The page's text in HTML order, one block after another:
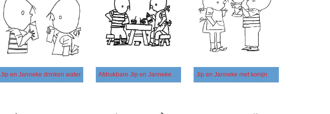
Jip en Janneke drinken water Afdrukbare Jip en Janneke afbeelding Jip en Janneke met konijn